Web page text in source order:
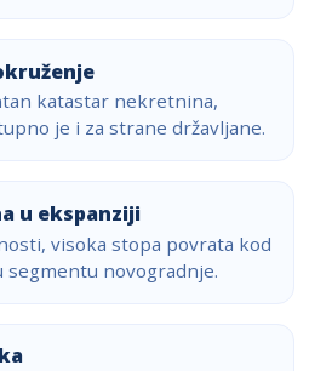
katastar nekretnina,
je i za strane državljane.
u ekspanziji
visoka stopa povrata kod
novogradnje.